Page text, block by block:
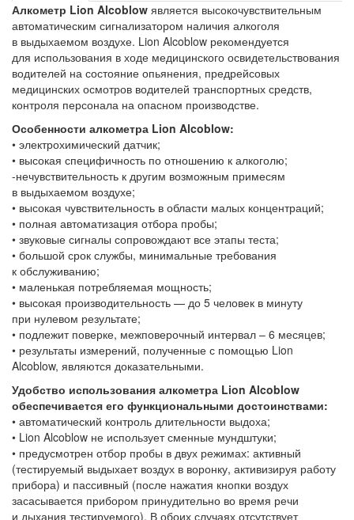
Алкометр Lion Alcoblow является высокочувствительным
автоматическим сигнализатором наличия алкоголя
в выдыхаемом воздухе. Lion Alcoblow рекомендуется
для использования в ходе медицинского освидетельствования
водителей на состояние опьянения, предрейсовых
медицинских осмотров водителей транспортных средств,
контроля персонала на опасном производстве.
Особенности алкометра Lion Alcoblow:
• электрохимический датчик;
• высокая специфичность по отношению к алкоголю;
-нечувствительность к другим возможным примесям
в выдыхаемом воздухе;
• высокая чувствительность в области малых концентраций;
• полная автоматизация отбора пробы;
• звуковые сигналы сопровождают все этапы теста;
• большой срок службы, минимальные требования
к обслуживанию;
• маленькая потребляемая мощность;
• высокая производительность — до 5 человек в минуту
при нулевом результате;
• подлежит поверке, межповерочный интервал – 6 месяцев;
• результаты измерений, полученные с помощью Lion
Alcoblow, являются доказательными.
Удобство использования алкометра Lion Alcoblow
обеспечивается его функциональными достоинствами:
• автоматический контроль длительности выдоха;
• Lion Alcoblow не использует сменные мундштуки;
• предусмотрен отбор пробы в двух режимах: активный
(тестируемый выдыхает воздух в воронку, активизируя работу
прибора) и пассивный (после нажатия кнопки воздух
засасывается прибором принудительно во время речи
и дыхания тестируемого). В обоих случаях отсутствует